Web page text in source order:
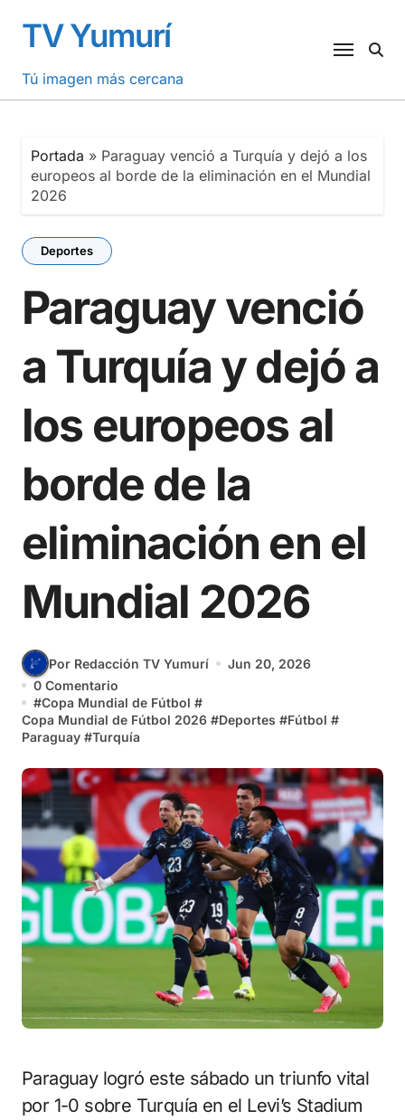
contenido
TV Yumurí
Tú imagen más cercana
Portada » Paraguay venció a Turquía y dejó a los
europeos al borde de la eliminación en el Mundial
2026
Deportes
Paraguay venció
a Turquía y dejó a
los europeos al
borde de la
eliminación en el
Mundial 2026
Por Redacción TV Yumurí
Jun 20, 2026
0 Comentario
#Copa Mundial de Fútbol #
Copa Mundial de Fútbol 2026 #Deportes #Fútbol #
Paraguay #Turquía
Paraguay logró este sábado un triunfo vital
por 1-0 sobre Turquía en el Levi’s Stadium